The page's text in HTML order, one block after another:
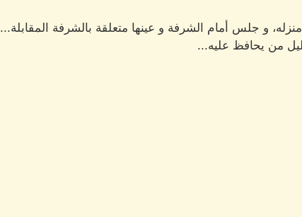
و جلس أمام الشرفة و عينها متعلقة بالشرفة المقابلة...
من يحافظ عليه...